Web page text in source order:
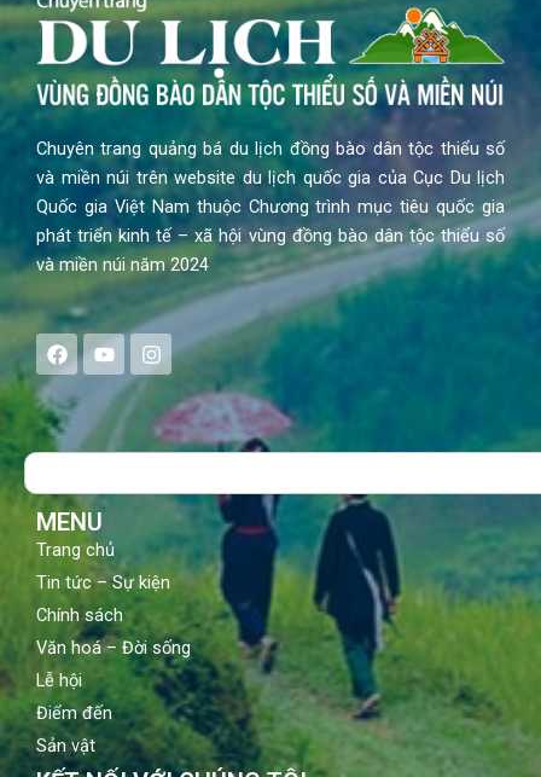
Chuyên trang quảng bá du lịch đồng bào dân tộc thiểu số
và miền núi trên website du lịch quốc gia của Cục Du lịch
Quốc gia Việt Nam thuộc Chương trình mục tiêu quốc gia
phát triển kinh tế – xã hội vùng đồng bào dân tộc thiểu số
và miền núi năm 2024
F
a
e
b
o
Y
o
t
b
I
n
s
a
g
Search
MENU
Trang chủ
Tin tức – Sự kiện
Chính sách
Văn hoá – Đời sống
Lễ hội
Điểm đến
Sản vật